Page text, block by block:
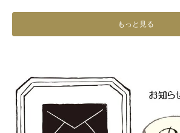
もっと見る